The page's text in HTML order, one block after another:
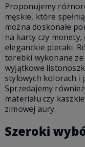
Proponujemy
męskie, które
można doskonałe
na karty czy
eleganckie plecaki.
torebki wykonane
wyjątkowe
stylowych kolorach i
Sprzedajemy
materiału czy
zimowej aury.
Szeroki